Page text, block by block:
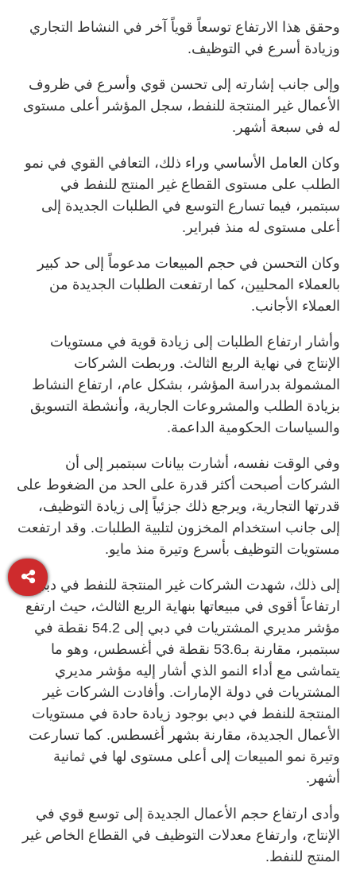
وحقق هذا الارتفاع توسعاً قوياً آخر في النشاط التجاري
وزيادة أسرع في التوظيف.
وإلى جانب إشارته إلى تحسن قوي وأسرع في ظروف
الأعمال غير المنتجة للنفط، سجل المؤشر أعلى مستوى
له في سبعة أشهر.
وكان العامل الأساسي وراء ذلك، التعافي القوي في نمو
الطلب على مستوى القطاع غير المنتج للنفط في
سبتمبر، فيما تسارع التوسع في الطلبات الجديدة إلى
أعلى مستوى له منذ فبراير.
وكان التحسن في حجم المبيعات مدعوماً إلى حد كبير
بالعملاء المحليين، كما ارتفعت الطلبات الجديدة من
العملاء الأجانب.
وأشار ارتفاع الطلبات إلى زيادة قوية في مستويات
الإنتاج في نهاية الربع الثالث. وربطت الشركات
المشمولة بدراسة المؤشر، بشكل عام، ارتفاع النشاط
بزيادة الطلب والمشروعات الجارية، وأنشطة التسويق
والسياسات الحكومية الداعمة.
وفي الوقت نفسه، أشارت بيانات سبتمبر إلى أن
الشركات أصبحت أكثر قدرة على الحد من الضغوط على
قدرتها التجارية، ويرجع ذلك جزئياً إلى زيادة التوظيف،
إلى جانب استخدام المخزون لتلبية الطلبات. وقد ارتفعت
مستويات التوظيف بأسرع وتيرة منذ مايو.
إلى ذلك، شهدت الشركات غير المنتجة للنفط في دبي
ارتفاعاً أقوى في مبيعاتها بنهاية الربع الثالث، حيث ارتفع
مؤشر مديري المشتريات في دبي إلى 54.2 نقطة في
سبتمبر، مقارنة بـ53.6 نقطة في أغسطس، وهو ما
يتماشى مع أداء النمو الذي أشار إليه مؤشر مديري
المشتريات في دولة الإمارات. وأفادت الشركات غير
المنتجة للنفط في دبي بوجود زيادة حادة في مستويات
الأعمال الجديدة، مقارنة بشهر أغسطس. كما تسارعت
وتيرة نمو المبيعات إلى أعلى مستوى لها في ثمانية
أشهر.
وأدى ارتفاع حجم الأعمال الجديدة إلى توسع قوي في
الإنتاج، وارتفاع معدلات التوظيف في القطاع الخاص غير
المنتج للنفط.